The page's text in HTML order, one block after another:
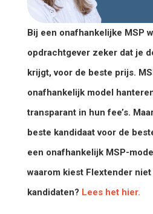
Bij een onafhankelijke MSP
opdrachtgever zeker dat je
krijgt, voor de beste prijs.
onafhankelijk model
transparant in hun fee’s.
beste kandidaat voor de
een onafhankelijk MSP-
waarom kiest Flextender
kandidaten? Lees het hier.